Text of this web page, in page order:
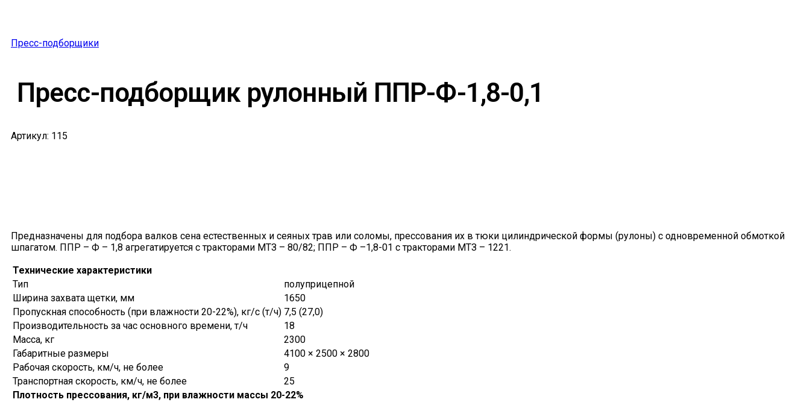
Пресс-подборщики
Пресс-подборщик рулонный ППР-Ф-1,8-0,1
Артикул: 115
Предназначены для подбора валков сена естественных и сеяных трав или соломы, прессования их в тюки цилиндрической формы (рулоны) с одновременной обмоткой
шпагатом. ППР – Ф – 1,8 агрегатируется с тракторами МТЗ – 80/82; ППР – Ф –1,8-01 с тракторами МТЗ – 1221.
Технические характеристики
Тип
полуприцепной
Ширина захвата щетки, мм
1650
Пропускная способность (при влажности 20-22%), кг/с (т/ч) 7,5 (27,0)
Производительность за час основного времени, т/ч
18
Масса, кг
2300
Габаритные размеры
4100 × 2500 × 2800
Рабочая скорость, км/ч, не более
9
Транспортная скорость, км/ч, не более
25
Плотность прессования, кг/м3, при влажности массы 20-22%